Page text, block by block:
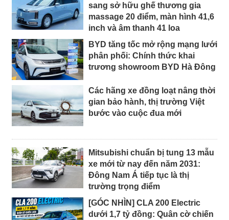
sang sở hữu ghế thương gia
massage 20 điểm, màn hình 41,6
inch và âm thanh 41 loa
BYD tăng tốc mở rộng mạng lưới
phân phối: Chính thức khai
trương showroom BYD Hà Đông
Các hãng xe đồng loạt nâng thời
gian bảo hành, thị trường Việt
bước vào cuộc đua mới
Mitsubishi chuẩn bị tung 13 mẫu
xe mới từ nay đến năm 2031:
Đông Nam Á tiếp tục là thị
trường trọng điểm
[GÓC NHÌN] CLA 200 Electric
dưới 1,7 tỷ đồng: Quân cờ chiến